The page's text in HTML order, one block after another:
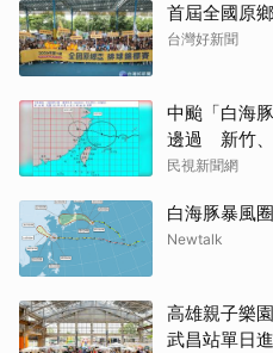
首屆全國原
台灣好新聞
中颱「白海
邊過 新竹、
民視新聞網
白海豚暴風
Newtalk
高雄親子樂
武昌站單日